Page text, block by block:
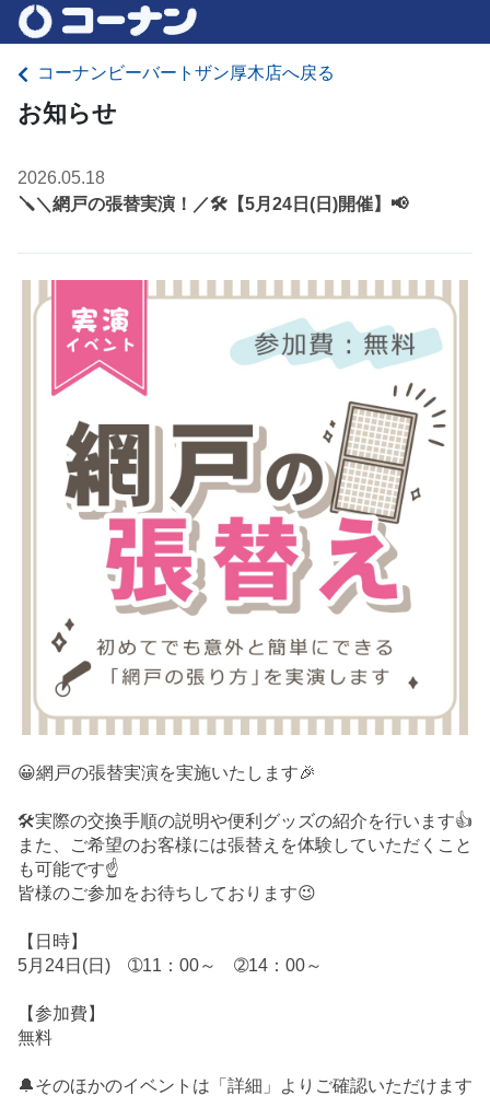
コーナンビーバートザン厚木店へ戻る
お知らせ
2026.05.18
🪛＼網戸の張替実演！／🛠️【5月24日(日)開催】📢
😀網戸の張替実演を実施いたします🎉
🛠️実際の交換手順の説明や便利グッズの紹介を行います👍
また、ご希望のお客様には張替えを体験していただくこと
も可能です☝️
皆様のご参加をお待ちしております😉
【日時】
5月24日(日) ➀11：00～ ➁14：00～
【参加費】
無料
🔔そのほかのイベントは「詳細」よりご確認いただけます